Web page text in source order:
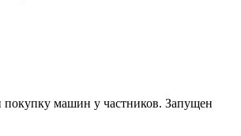
покупку машин у частников. Запущен